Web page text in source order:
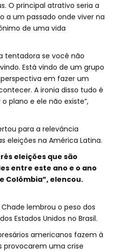
O principal atrativo seria a
a um passado onde viver na
de uma vida
tentadora se você não
Está vindo de um grupo
em fazer um
A ironia disso tudo é
plano e ele não existe”,
para a relevância
eleições na América Latina.
eleições que são
entre este ano e o ano
Colômbia”, elencou.
lembrou o peso dos
Estados Unidos no Brasil.
americanos fazem à
provocarem uma crise